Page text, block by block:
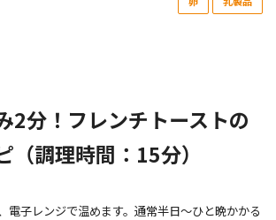
2分！フレンチトーストの
（調理時間：15分）
電子レンジで温めます。通常半日〜ひと晩かかる